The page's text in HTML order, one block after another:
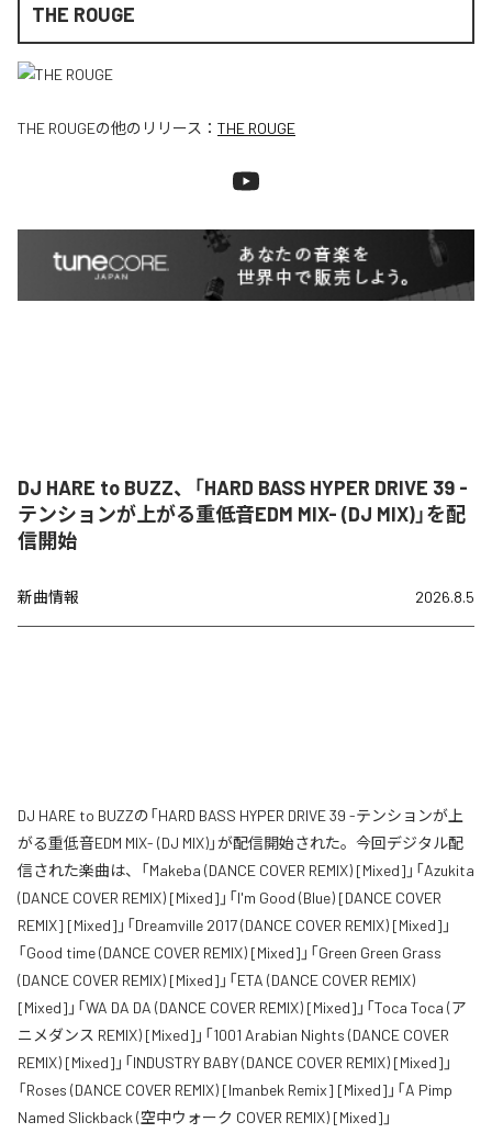
THE ROUGE
THE ROUGEの他のリリース： THE ROUGE
DJ HARE to BUZZ、「HARD BASS HYPER DRIVE 39 -
テンションが上がる重低音EDM MIX- (DJ MIX)」を配
信開始
新曲情報 2026.8.5
DJ HARE to BUZZの「HARD BASS HYPER DRIVE 39 -テンションが上
がる重低音EDM MIX- (DJ MIX)」が配信開始された。今回デジタル配
信された楽曲は、「Makeba (DANCE COVER REMIX) [Mixed]」「Azukita
(DANCE COVER REMIX) [Mixed]」「I'm Good (Blue) [DANCE COVER
REMIX] [Mixed]」「Dreamville 2017 (DANCE COVER REMIX) [Mixed]」
「Good time (DANCE COVER REMIX) [Mixed]」「Green Green Grass
(DANCE COVER REMIX) [Mixed]」「ETA (DANCE COVER REMIX)
[Mixed]」「WA DA DA (DANCE COVER REMIX) [Mixed]」「Toca Toca (ア
ニメダンス REMIX) [Mixed]」「1001 Arabian Nights (DANCE COVER
REMIX) [Mixed]」「INDUSTRY BABY (DANCE COVER REMIX) [Mixed]」
「Roses (DANCE COVER REMIX) [Imanbek Remix] [Mixed]」「A Pimp
Named Slickback (空中ウォーク COVER REMIX) [Mixed]」